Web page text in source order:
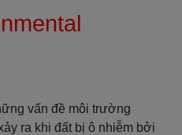
vấn đề môi trường
ra khi đất bị ô nhiễm bởi